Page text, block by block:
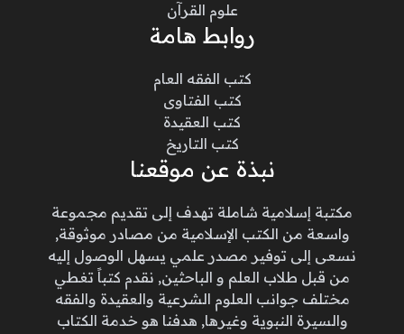
علوم القرآن
روابط هامة
كتب الفقه العام
كتب الفتاوى
كتب العقيدة
كتب التاريخ
نبذة عن موقعنا
مكتبة إسلامية شاملة تهدف إلى تقديم مجموعة
واسعة من الكتب الإسلامية من مصادر موثوقة,
نسعى إلى توفير مصدر علمي يسهل الوصول إليه
من قبل طلاب العلم و الباحثين, نقدم كتباً تغطي
مختلف جوانب العلوم الشرعية والعقيدة والفقه
والسيرة النبوية وغيرها, هدفنا هو خدمة الكتاب